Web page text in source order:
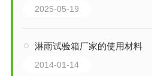
2025-05-19
淋雨试验箱厂家的使用材料
2014-01-14